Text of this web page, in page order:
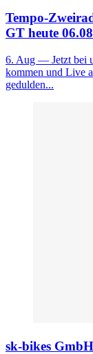
Tempo-
GT heute
6. Aug — Jetzt bei
kommen und Live
gedulden...
sk-bikes